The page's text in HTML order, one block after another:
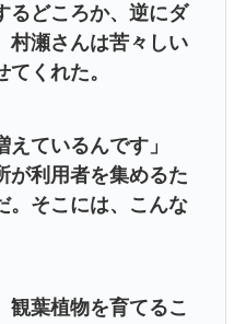
どころか、逆にダ
村瀬さんは苦々しい
くれた。
えているんです」
が利用者を集めるた
。そこには、こんな
葉植物を育てるこ